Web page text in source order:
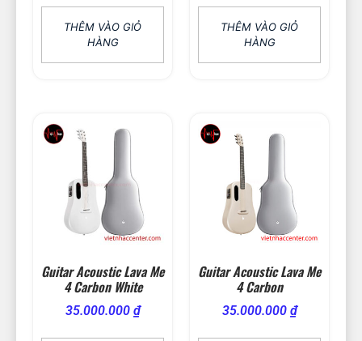
THÊM VÀO GIỎ
HÀNG
THÊM VÀO GIỎ
HÀNG
Guitar Acoustic Lava Me
4 Carbon White
35.000.000 ₫
Guitar Acoustic Lava Me
4 Carbon
35.000.000 ₫